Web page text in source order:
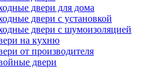
двери для дома
двери с установкой
двери с шумоизоляцией
на кухню
от производителя
двери